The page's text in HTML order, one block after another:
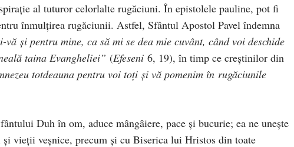
al tuturor celorlalte rugăciuni. În epistolele pauline, pot fi
înmulțirea rugăciunii. Astfel, Sfântul Apostol Pavel îndemna
vă și pentru mine, ca să mi se dea mie cuvânt, când voi deschide
taina Evangheliei” (Efeseni 6, 19), în timp ce creștinilor din
totdeauna pentru voi toți și vă pomenim în rugăciunile
Duh în om, aduce mângâiere, pace şi bucurie; ea ne uneşte
vieţii veşnice, precum şi cu Biserica lui Hristos din toate